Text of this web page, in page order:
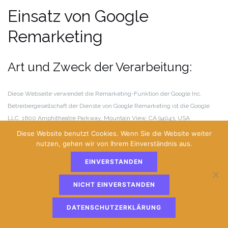
Einsatz von Google
Remarketing
Art und Zweck der Verarbeitung:
Diese Webseite verwendet die Remarketing-Funktion der Google Inc.
Betreibergesellschaft der Dienste von Google Remarketing ist die Google
LLC, 1600 Amphitheatre Parkway, Mountain View, CA 94043, USA
(nachfolgend „Google“).
Browser des Webseitenbesuchers wird ein sog. „Cookie“ gespeichert, der es
aufruft, die dem Werbenetzwerk von Google angehören. Auf diesen Seiten
Diese Website benutzt Cookies. Wenn Sie die Website weiter
nutzen, gehen wir von Ihrem Einverständnis aus.
EINVERSTANDEN
NICHT EINVERSTANDEN
DATENSCHUTZERKLÄRUNG